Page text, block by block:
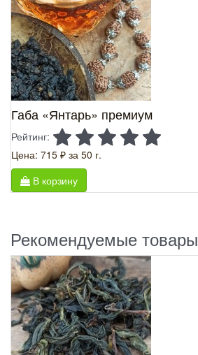
Габа «Янтарь» премиум
Рейтинг:
Цена: 715 ₽ за 50 г.
В корзину
Рекомендуемые товары